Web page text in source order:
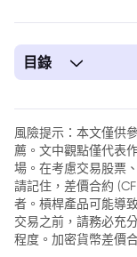
目錄
風險提示：本文僅供
薦。文中觀點僅代表
場。在考慮交易股票
請記住，差價合約
者。槓桿產品可能導
交易之前，請務必充
程度。加密貨幣差價